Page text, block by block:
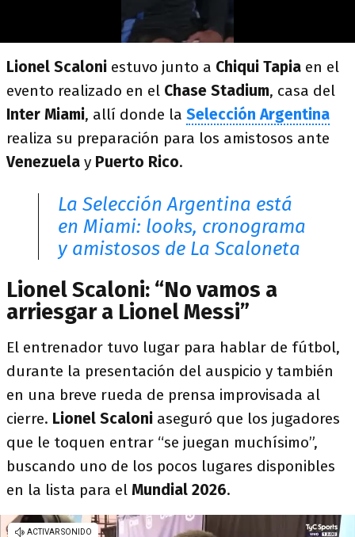
Lionel Scaloni estuvo junto a Chiqui Tapia en el
evento realizado en el Chase Stadium, casa del
Inter Miami, allí donde la Selección Argentina
realiza su preparación para los amistosos ante
Venezuela y Puerto Rico.
La Selección Argentina está
en Miami: looks, cronograma
y amistosos de La Scaloneta
Lionel Scaloni: “No vamos a
arriesgar a Lionel Messi”
El entrenador tuvo lugar para hablar de fútbol,
durante la presentación del auspicio y también
en una breve rueda de prensa improvisada al
cierre. Lionel Scaloni aseguró que los jugadores
que le toquen entrar “se juegan muchísimo”,
buscando uno de los pocos lugares disponibles
en la lista para el Mundial 2026.